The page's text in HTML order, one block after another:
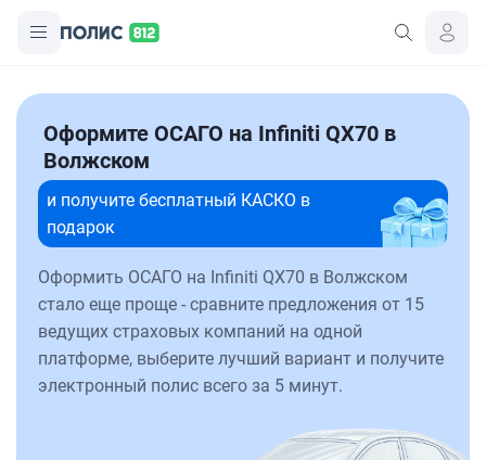
Оформите ОСАГО на Infiniti QX70 в
Волжском
и получите бесплатный КАСКО в
подарок
Оформить ОСАГО на Infiniti QX70 в Волжском
стало еще проще - сравните предложения от 15
ведущих страховых компаний на одной
платформе, выберите лучший вариант и получите
электронный полис всего за 5 минут.